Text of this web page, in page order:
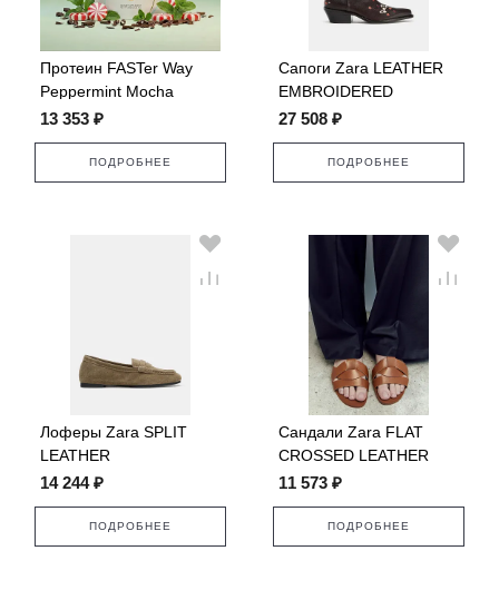
Протеин FASTer Way
Peppermint Mocha
13 353 ₽
ПОДРОБНЕЕ
Сапоги Zara LEATHER
EMBROIDERED
COWBOY
27 508 ₽
ПОДРОБНЕЕ
Лоферы Zara SPLIT
LEATHER
14 244 ₽
ПОДРОБНЕЕ
Сандали Zara FLAT
CROSSED LEATHER
SANDALS
11 573 ₽
ПОДРОБНЕЕ